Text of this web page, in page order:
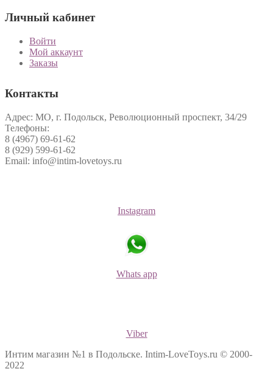
Личный кабинет
Войти
Мой аккаунт
Заказы
Контакты
Адрес: МО, г. Подольск, Революционный проспект, 34/29
Телефоны:
8 (4967) 69-61-62
8 (929) 599-61-62
Email: info@intim-lovetoys.ru
Instagram
Whats app
Viber
Интим магазин №1 в Подольске. Intim-LoveToys.ru © 2000-
2022